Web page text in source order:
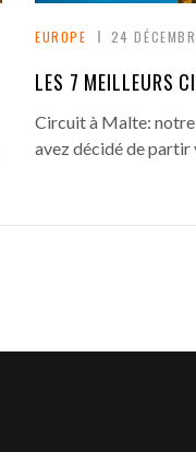
EUROPE 24
LES 7 MEILLEURS
Circuit à Malte: notre
avez décidé de